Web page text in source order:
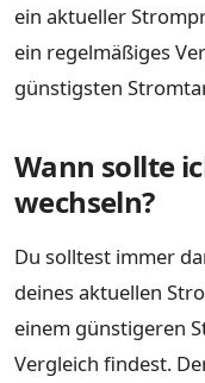
ein aktueller
ein regelmäßiges
günstigsten
Wann sollte
wechseln?
Du solltest immer
deines aktuellen
einem günstigeren
Vergleich findest.